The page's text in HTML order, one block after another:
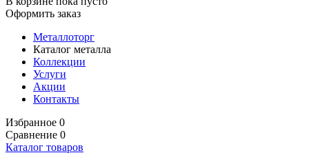
Оформить заказ
Металлоторг
Каталог металла
Коллекции
Услуги
Акции
Контакты
Избранное 0
Сравнение 0
Каталог товаров